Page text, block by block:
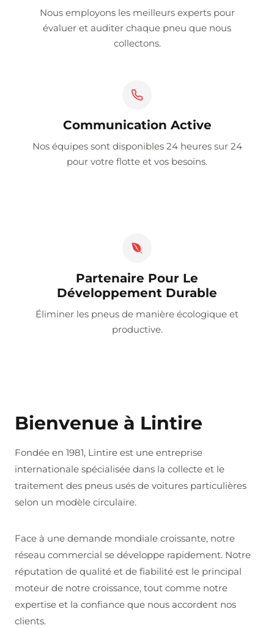
Nous employons les meilleurs experts pour
évaluer et auditer chaque pneu que nous
collectons.
Communication Active
Nos équipes sont disponibles 24 heures sur 24
pour votre flotte et vos besoins.
Partenaire Pour Le
Développement Durable
Éliminer les pneus de manière écologique et
productive.
Bienvenue à Lintire
Fondée en 1981, Lintire est une entreprise
internationale spécialisée dans la collecte et le
traitement des pneus usés de voitures particulières
selon un modèle circulaire.
Face à une demande mondiale croissante, notre
réseau commercial se développe rapidement. Notre
réputation de qualité et de fiabilité est le principal
moteur de notre croissance, tout comme notre
expertise et la confiance que nous accordent nos
clients.